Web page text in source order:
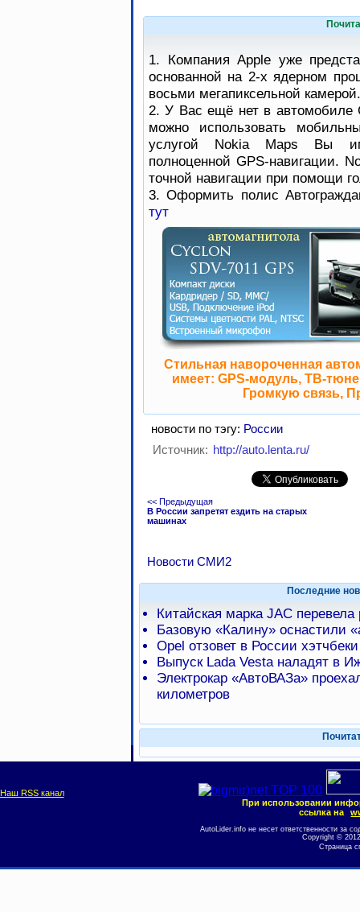
1. Компания Apple уже
основанной на 2-х ядерном
восьми мегапиксельной камерой.
2. У Вас ещё нет в автомобиле
можно использовать
услугой Nokia Maps Вы
полноценной GPS-навигации.
точной навигации при помощи
3. Оформить полис
тут
Стильная навороченная
имеет: GPS-модуль, ТВ-
Громкую связь,
новости по тэгу: России
Источник: http://auto.lenta.ru/
<< Предыдущая
В России запретят ездить на старых
машинах
Новости СМИ2
Последние
Китайская марка JAC
Базовую «Калину» оснастили
Opel отзовет в России
Выпуск Lada Vesta наладят в
Электрокар «АвтоВАЗа»
километров
Наш RSS канал
При использовании
ссылка на
AutoLider.info не несет ответственности за
Copyright ©
Страница